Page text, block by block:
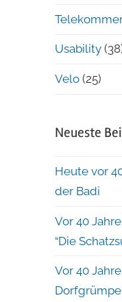
Usability
Velo (25)
Neueste
Heute vor
der Badi
Vor 40
“Die
Vor 40